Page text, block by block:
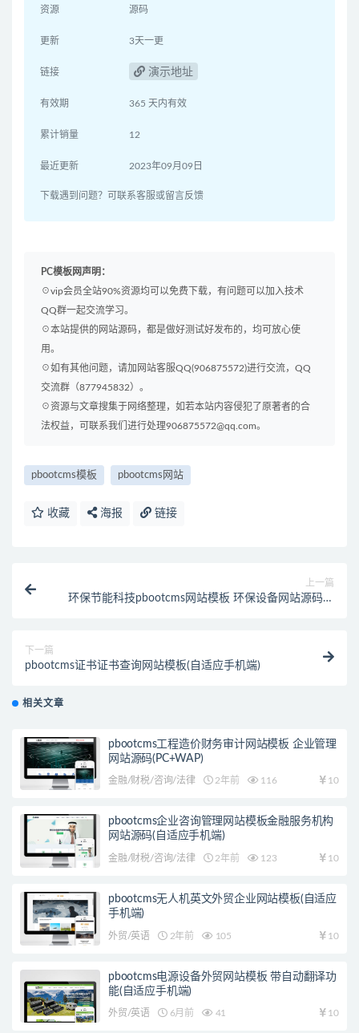
资源 源码
更新 3天一更
链接 演示地址
有效期 365 天内有效
累计销量 12
最近更新 2023年09月09日
下载遇到问题？可联系客服或留言反馈
PC模板网声明：
☉vip会员全站90%资源均可以免费下载，有问题可以加入技术
QQ群一起交流学习。
☉本站提供的网站源码，都是做好测试好发布的，均可放心使
用。
☉如有其他问题，请加网站客服QQ(906875572)进行交流，QQ
交流群（877945832）。
☉资源与文章搜集于网络整理，如若本站内容侵犯了原著者的合
法权益，可联系我们进行处理906875572@qq.com。
pbootcms模板 pbootcms网站
收藏 海报 链接
上一篇
环保节能科技pbootcms网站模板 环保设备网站源码下
下一篇
pbootcms证书证书查询网站模板(自适应手机端)
相关文章
pbootcms工程造价财务审计网站模板 企业管理
网站源码(PC+WAP)
金融/财税/咨询/法律 2年前 116 10
pbootcms企业咨询管理网站模板金融服务机构
网站源码(自适应手机端)
金融/财税/咨询/法律 2年前 123 10
pbootcms无人机英文外贸企业网站模板(自适应
手机端)
外贸/英语 2年前 105 10
pbootcms电源设备外贸网站模板 带自动翻译功
能(自适应手机端)
外贸/英语 6月前 41 10